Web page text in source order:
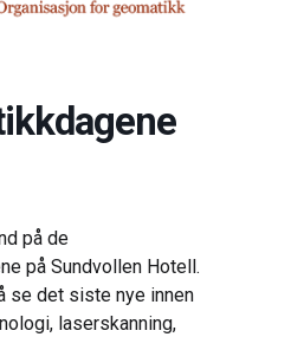
på de
på Sundvollen Hotell.
se det siste nye innen
laserskanning,